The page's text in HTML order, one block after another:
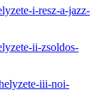
i-resz-a-jazz-
ii-zsoldos-
iii-noi-